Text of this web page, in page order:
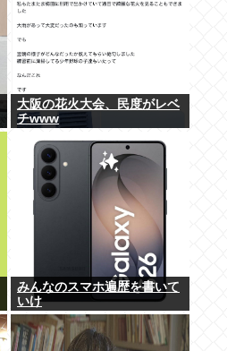
大阪の花火大会、民度がレベ
チwww
みんなのスマホ遍歴を書いて
いけ